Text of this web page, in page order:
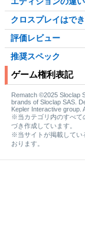
クロスプレイはで
評価レビュー
推奨スペック
ゲーム権利表記
Rematch ©2025 Sloclap
brands of Sloclap SAS.
Kepler Interactive group.
※当カテゴリ内のすべて
づき作成しています。
※当サイトが掲載してい
おります。